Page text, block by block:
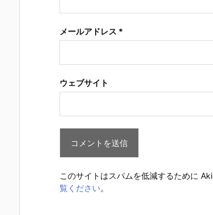
メールアドレス *
ウェブサイト
このサイトはスパムを低減するために
覧ください。